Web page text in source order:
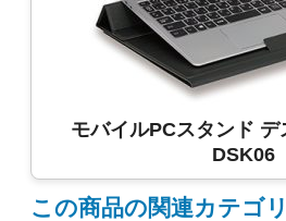
モバイルPCスタンド デ
DSK06
この商品の関連カテゴ